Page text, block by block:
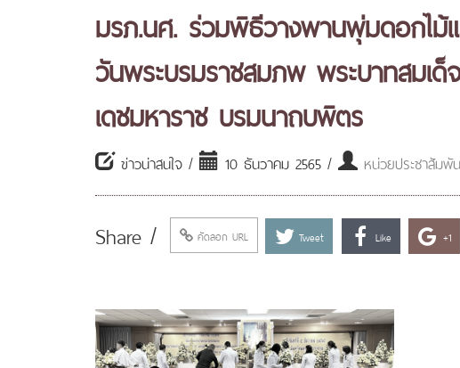
มรภ.นศ. ร่วมพิธีวางพานพุ่มดอกไม้
วันพระบรมราชสมภพ พระบาทสมเ
เดชมหาราช บรมนาถบพิตร
ข่าวน่าสนใจ / 10 ธันวาคม 2565 / หน่วยประชาสัม
Share / คัดลอก URL Tweet Like +1